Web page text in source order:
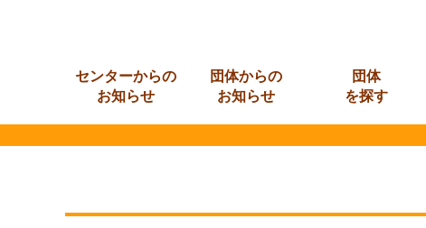
センターからの
お知らせ
団体からの
お知らせ
団体
を探す